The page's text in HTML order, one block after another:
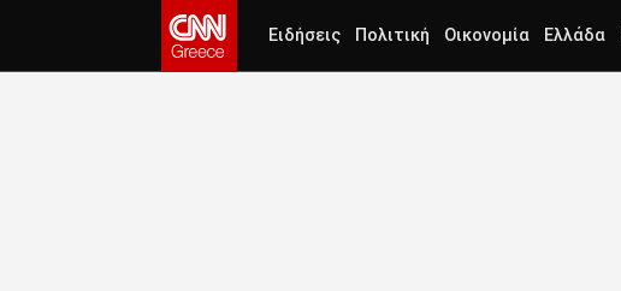
Ειδήσεις Πολιτική Οικονομία Ελλάδα